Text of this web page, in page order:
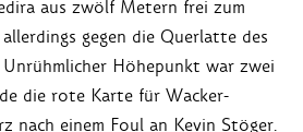
aus zwölf Metern frei zum
gegen die Querlatte des
Unrühmlicher Höhepunkt war zwei
die rote Karte für Wacker-
nach einem Foul an Kevin Stöger.